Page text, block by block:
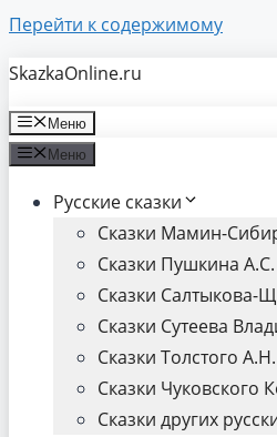
Перейти к содержимому
SkazkaOnline.ru
Меню
Меню
Русские сказки
Сказки Мамин-
Сказки Пушкина А.С.
Сказки Салтыкова-
Сказки Сутеева
Сказки Толстого А.Н.
Сказки Чуковского
Сказки других